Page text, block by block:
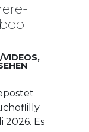
VIDEOS,